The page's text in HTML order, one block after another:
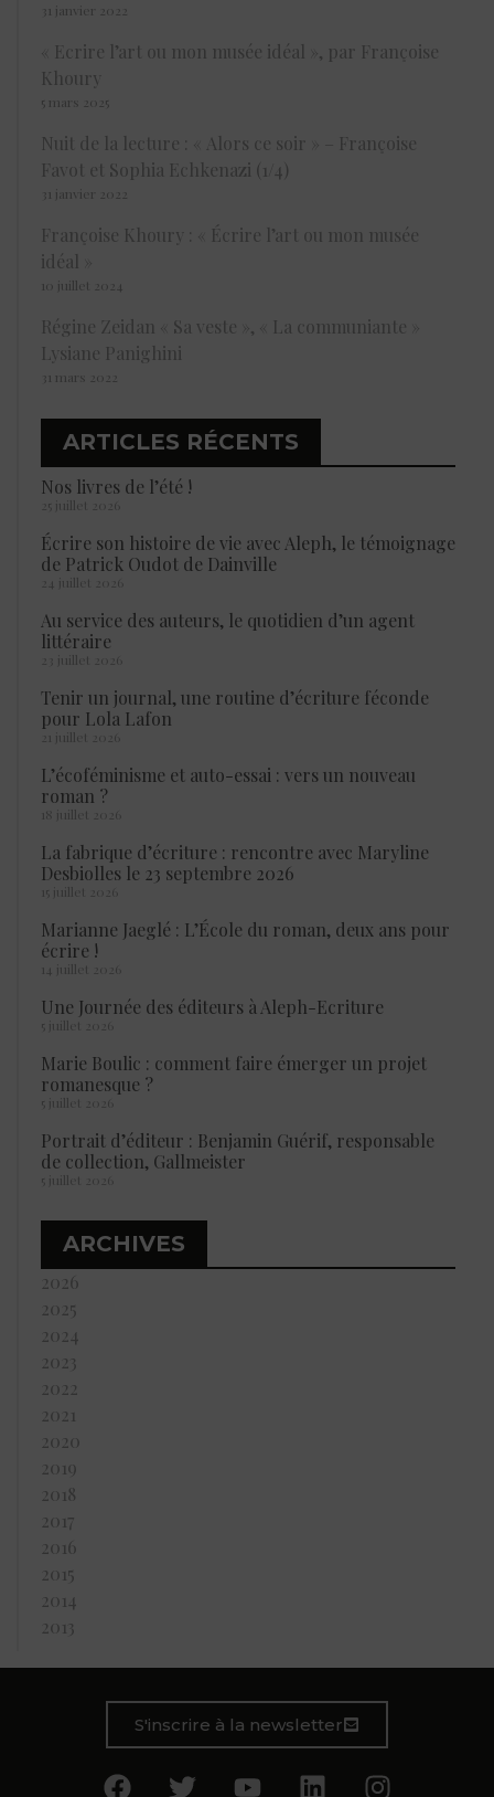
31 janvier 2022
« Ecrire l’art ou mon musée idéal », par Françoise
Khoury
5 mars 2025
Nuit de la lecture : « Alors ce soir » – Françoise
Favot et Sophia Echkenazi (1/4)
31 janvier 2022
Françoise Khoury : « Écrire l’art ou mon musée
idéal »
10 juillet 2024
Régine Zeidan « Sa veste », « La communiante »
Lysiane Panighini
31 mars 2022
ARTICLES RÉCENTS
Nos livres de l’été !
25 juillet 2026
Écrire son histoire de vie avec Aleph, le témoignage
de Patrick Oudot de Dainville
24 juillet 2026
Au service des auteurs, le quotidien d’un agent
littéraire
23 juillet 2026
Tenir un journal, une routine d’écriture féconde
pour Lola Lafon
21 juillet 2026
L’écoféminisme et auto-essai : vers un nouveau
roman ?
18 juillet 2026
La fabrique d’écriture : rencontre avec Maryline
Desbiolles le 23 septembre 2026
15 juillet 2026
Marianne Jaeglé : L’École du roman, deux ans pour
écrire !
14 juillet 2026
Une Journée des éditeurs à Aleph-Ecriture
5 juillet 2026
Marie Boulic : comment faire émerger un projet
romanesque ?
5 juillet 2026
Portrait d’éditeur : Benjamin Guérif, responsable
de collection, Gallmeister
5 juillet 2026
ARCHIVES
2026
2025
2024
2023
2022
2021
2020
2019
2018
2017
2016
2015
2014
2013
S'inscrire à la newsletter